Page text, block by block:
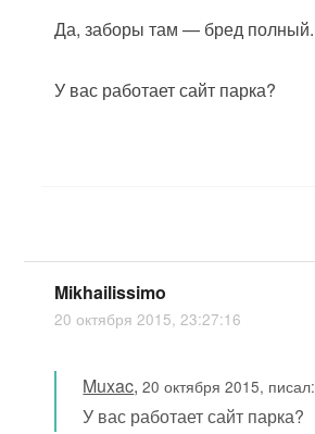
Да, заборы там — бред полный.
У вас работает сайт парка?
Mikhailissimo
20 октября 2015, 23:27:16
Muxac,20 октября 2015, писал:
У вас работает сайт парка?